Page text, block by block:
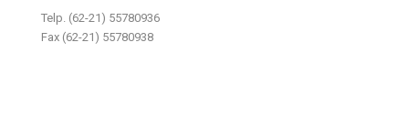
Telp. (62-21) 55780936
Fax (62-21) 55780938